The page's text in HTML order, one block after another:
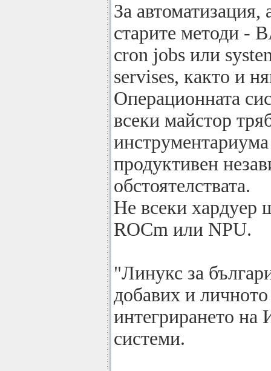
За
старите методи -
cron jobs или
servises, както и
Операционната
всеки майстор
продуктивен
обстоятелствата.
Не всеки хардуер
ROCm или NPU.
"Линукс за
добавих и
интегрирането
системи.